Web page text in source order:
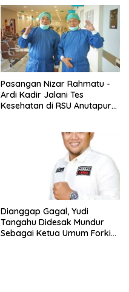
Pasangan Nizar Rahmatu -
Ardi Kadir Jalani Tes
Kesehatan di RSU Anutapura
Dianggap Gagal, Yudi
Tangahu Didesak Mundur
Sebagai Ketua Umum Forki